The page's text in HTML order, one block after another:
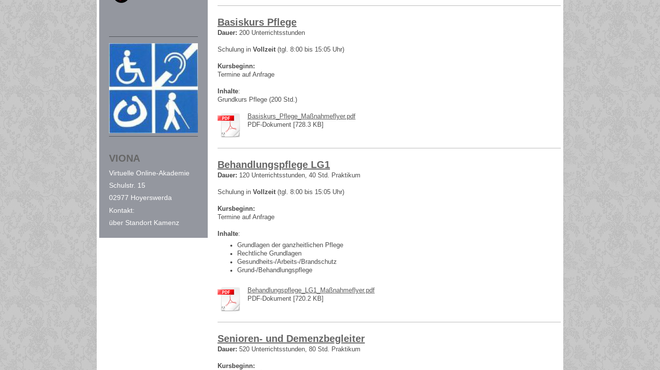
VIONA
Virtuelle Online-Akademie
Schulstr. 15
02977 Hoyerswerda
Kontakt:
über Standort Kamenz
Basiskurs Pflege
Dauer: 200 Unterrichtsstunden
Schulung in Vollzeit(tgl. 8:00 bis 15:05 Uhr)
Kursbeginn:
Termine auf Anfrage
Inhalte:
Grundkurs Pflege (200 Std.)
Basiskurs_Pflege_Maßnahmeflyer.pdf
PDF-Dokument [728.3 KB]
Behandlungspflege LG1
Dauer: 120 Unterrichtsstunden, 40 Std. Praktikum
Schulung in Vollzeit(tgl. 8:00 bis 15:05 Uhr)
Kursbeginn:
Termine auf Anfrage
Inhalte:
Grundlagen der ganzheitlichen Pflege
Rechtliche Grundlagen
Gesundheits-/Arbeits-/Brandschutz
Grund-/Behandlungspflege
Behandlungspflege_LG1_Maßnahmeflyer.pdf
PDF-Dokument [720.2 KB]
Senioren- und Demenzbegleiter
Dauer: 520 Unterrichtsstunden, 80 Std. Praktikum
Kursbeginn: